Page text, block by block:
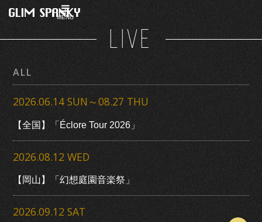
MENU
LIVE
ALL
2026.06.14 SUN～08.27 THU
【全国】「Éclore Tour 2026」
2026.08.12 WED
【岡山】「幻想庭園音楽祭」
2026.09.12 SAT